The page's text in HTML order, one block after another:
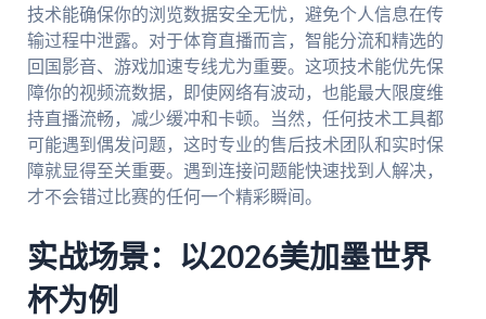
技术能确保你的浏览数据安全无忧，避免个人信息在传
输过程中泄露。对于体育直播而言，智能分流和精选的
回国影音、游戏加速专线尤为重要。这项技术能优先保
障你的视频流数据，即使网络有波动，也能最大限度维
持直播流畅，减少缓冲和卡顿。当然，任何技术工具都
可能遇到偶发问题，这时专业的售后技术团队和实时保
障就显得至关重要。遇到连接问题能快速找到人解决，
才不会错过比赛的任何一个精彩瞬间。
实战场景：以2026美加墨世界
杯为例